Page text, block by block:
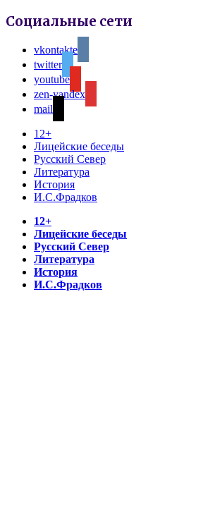
Социальные сети
vkontakte
twitter
youtube
zen-yandex
mail
12+
Лицейские беседы
Русский Север
Литература
История
И.С.Фрадков
12+
Лицейские беседы
Русский Север
Литература
История
И.С.Фрадков